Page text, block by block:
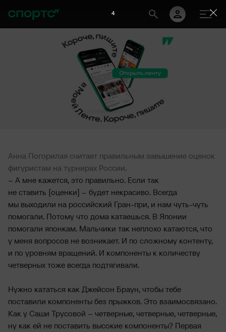
Анна Погорилая считает правильным завышение оценок
фигуристам на турнирах России.
– А мне кажется, это правильно. Если так
не ставить [оценки] – будет некрасиво. Всегда
мы выходили на российский Гран-при, и нам чуть-чуть
помогали. Потому что дома катаешься. В Японии
помогали японкам. Мальчики так неплохо катаются, что
у меня вопросов не возникает. И по сложному контенту,
и по уровням вращений. И компоненты к количеству
четверных тоже всегда подтягивали.
Нужно кататься как Джейсон Браун, чтобы тебе
поставили компоненты без прыжков. Это взаимосвязано.
Как у Саши Трусовой – четверные, четверные, четверные,
ну как ей не поставить высокие компоненты? Первая
3